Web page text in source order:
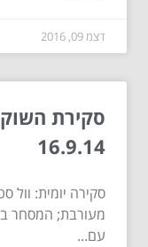
דצמ 09, 2016
סקירת
16.9.14
סקירה יומית:
מעורבת; המסחר
עם...